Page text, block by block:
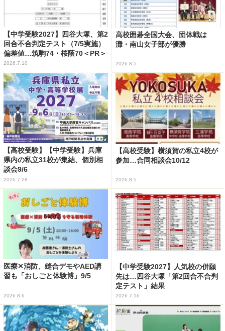
【中学受験2027】四谷大塚、第2
回合不合判定テスト（7/5実施）
偏差値…筑駒74・桜蔭70＜PR＞
2026.7.10
高校囲碁全国大会、団体戦は
灘・南山女子部が優勝
2026.8.5
【高校受験】【中学受験】兵庫
県内の私立31校が集結、個別相
談会9/6
2026.7.28
【高校受験】横須賀の私立4校が
参加…合同相談会10/12
2026.8.5
医療✕消防、縫合デモやAED講
習も「おしごと体験博」9/5
2026.8.6
【中学受験2027】人気校の併願
先は…四谷大塚「第2回合不合判
定テスト」結果
2026.7.16